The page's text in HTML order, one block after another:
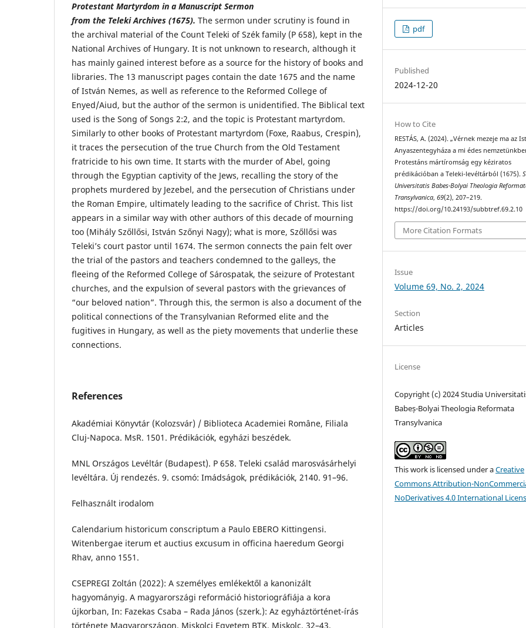
Protestant Martyrdom in a Manuscript Sermon
from the Teleki Archives (1675). The sermon under scrutiny is found in
the archival material of the Count Teleki of Szék family (P 658), kept in the
National Archives of Hungary. It is not unknown to research, although it
has mainly gained interest before as a source for the history of books and
libraries. The 13 manuscript pages contain the date 1675 and the name
of István Nemes, as well as reference to the Reformed College of
Enyed/Aiud, but the author of the sermon is unidentified. The Biblical text
used is the Song of Songs 2:2, and the topic is Protestant martyrdom.
Similarly to other books of Protestant martyrdom (Foxe, Raabus, Crespin),
it traces the persecution of the true Church from the Old Testament
fratricide to his own time. It starts with the murder of Abel, going
through the Egyptian captivity of the Jews, recalling the story of the
prophets murdered by Jezebel, and the persecution of Christians under
the Roman Empire, ultimately leading to the sacrifice of Christ. This list
appears in a similar way with other authors of this decade of mourning
too (Mihály Szőllősi, István Szőnyi Nagy); what is more, Szőllősi was
Teleki’s court pastor until 1674. The sermon connects the pain felt over
the trial of the pastors and teachers condemned to the galleys, the
fleeing of the Reformed College of Sárospatak, the seizure of Protestant
churches, and the expulsion of several pastors with the grievances of
“our beloved nation”. Through this, the sermon is also a document of the
political connections of the Transylvanian Reformed elite and the
fugitives in Hungary, as well as the piety movements that underlie these
connections.
References
Akadémiai Könyvtár (Kolozsvár) / Biblioteca Academiei Române, Filiala
Cluj-Napoca. MsR. 1501. Prédikációk, egyházi beszédek.
MNL Országos Levéltár (Budapest). P 658. Teleki család marosvásárhelyi
levéltára. Új rendezés. 9. csomó: Imádságok, prédikációk, 2140. 91–96.
Felhasznált irodalom
Calendarium historicum conscriptum a Paulo EBERO Kittingensi.
Witenbergae iterum et auctius excusum in officina haeredum Georgi
Rhav, anno 1551.
CSEPREGI Zoltán (2022): A személyes emlékektől a kanonizált
hagyományig. A magyarországi reformáció historiográfiája a kora
újkorban, In: Fazekas Csaba – Rada János (szerk.): Az egyháztörténet-írás
története Magyarországon. Miskolci Egyetem BTK, Miskolc. 32–43.
pdf
Published
2024-12-20
How to Cite
RESTÁS, A. (2024). „Vérnek mezeje ma az
Anyaszentegyháza a mi édes
Protestáns mártíromság egy kéziratos
prédikációban a Teleki-levéltárból (1675).
Universitatis Babes-Bolyai Theologia
Transylvanica,69(2), 207–219.
https://doi.org/10.24193/subbtref.69.2.10
More Citation Formats
Issue
Volume 69, No. 2, 2024
Section
Articles
License
Copyright (c) 2024 Studia
Babeș-Bolyai Theologia Reformata
Transylvanica
This work is licensed under aCreative
Commons Attribution-
NoDerivatives 4.0 International